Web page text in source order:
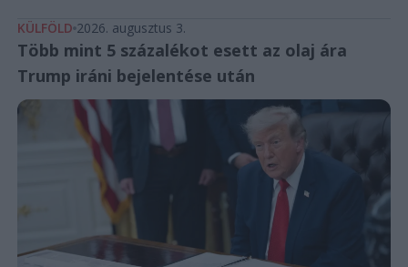
KÜLFÖLD 2026. augusztus 3.
Több mint 5 százalékot esett az olaj ára
Trump iráni bejelentése után